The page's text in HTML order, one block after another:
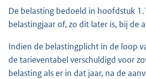
De belasting bedoeld in hoofdstuk
belastingjaar of, zo dit later is, bij de
Indien de belastingplicht in de loop
de tarieventabel verschuldigd voor
belasting als er in dat jaar, na de